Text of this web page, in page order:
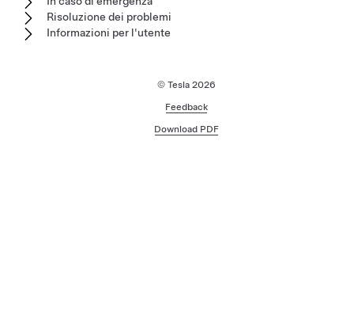
Risoluzione dei problemi
Informazioni per l'utente
© Tesla 2026
Feedback
Download PDF